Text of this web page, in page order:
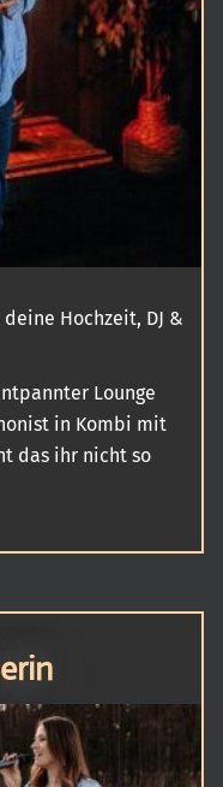
Hochzeit, DJ &
Lounge
in Kombi mit
das ihr nicht so